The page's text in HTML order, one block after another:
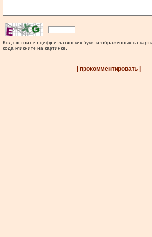
Код состоит из цифр и латинских букв, изображенных на
кода кликните на картинке.
| прокомментировать |